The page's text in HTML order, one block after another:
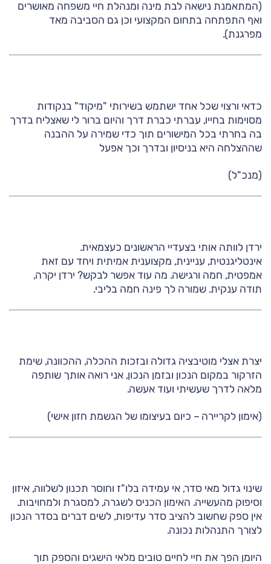
(המתאמנת נישאה לבת מינה ומנהלת חיי משפחה מאושרים
ואף התפתחה בתחום המקצועי וכן גם הסביבה מאד
מפרגנת).
כדאי ורצוי שכל אחד ישתמש בשירותי "מיקוד" בנקודות
מסוימות בחייו, עברתי כברת דרך והיום ברור לי שאצליח בדרך
בה בחרתי בכל המישורים תוך כדי שמירה על ההבנה
שההצלחה היא בניסיון ובדרך וכך אפעל
(מנכ"ל)
ירדן לוותה אותי בצעדיי הראשונים כעצמאית.
אינטליגנטית, עניינית, מקצוענית אמיתית ויחד עם זאת
אמפטית, חמה ורגישה. מה עוד אפשר לבקש? ירדן יקרה,
תודה ענקית. שמורה לך פינה חמה בליבי.
יצרת אצלי מוטיבציה גדולה ובזכות ההכלה, ההכוונה, שימת
הזרקור במקום הנכון ובזמן הנכון, אני רואה אותך שותפה
מלאה לדרך שעשיתי ועוד אעשה.
(אימון לקריירה – כיום בעיצומו של הגשמת חזון אישי)
שינוי גדול מאי סדר, אי עמידה בלו"ז וחוסר תכנון לשלווה, איזון
וסיפוק מהעשייה. האימון הכניס לשגרה, למסגרת ולמחויבות.
אין ספק שחשוב להציב סדר עדיפות, לשים דברים בסדר הנכון
לצורך התנהלות נכונה.
היומן הפך את חיי לחיים טובים מלאי הישגים והספק תוך